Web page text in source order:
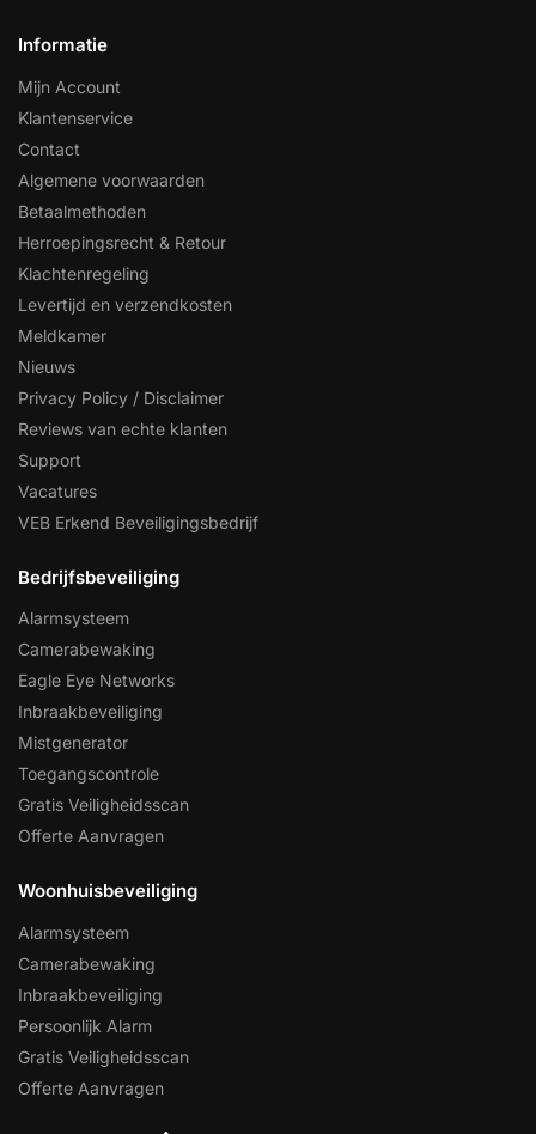
Informatie
Mijn Account
Klantenservice
Contact
Algemene voorwaarden
Betaalmethoden
Herroepingsrecht & Retour
Klachtenregeling
Levertijd en verzendkosten
Meldkamer
Nieuws
Privacy Policy / Disclaimer
Reviews van echte klanten
Support
Vacatures
VEB Erkend Beveiligingsbedrijf
Bedrijfsbeveiliging
Alarmsysteem
Camerabewaking
Eagle Eye Networks
Inbraakbeveiliging
Mistgenerator
Toegangscontrole
Gratis Veiligheidsscan
Offerte Aanvragen
Woonhuisbeveiliging
Alarmsysteem
Camerabewaking
Inbraakbeveiliging
Persoonlijk Alarm
Gratis Veiligheidsscan
Offerte Aanvragen